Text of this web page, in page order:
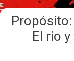
El rio